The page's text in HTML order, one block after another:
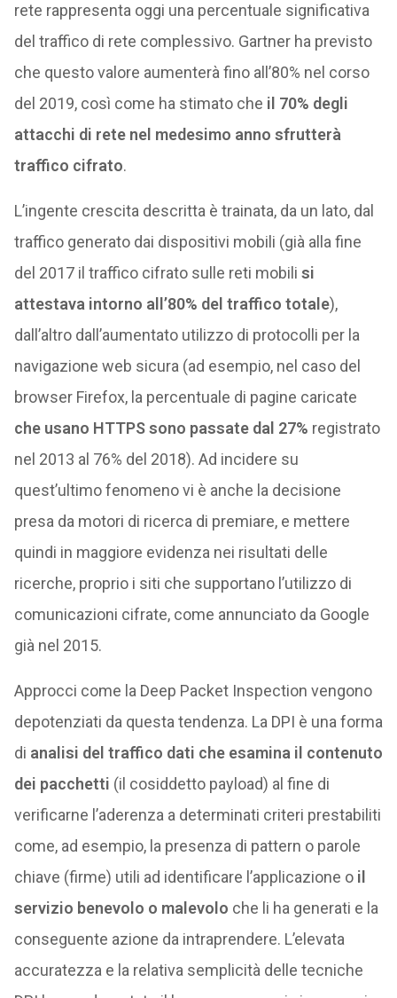
rete rappresenta oggi una percentuale significativa
del traffico di rete complessivo. Gartner ha previsto
che questo valore aumenterà fino all’80% nel corso
del 2019, così come ha stimato che il 70% degli
attacchi di rete nel medesimo anno sfrutterà
traffico cifrato.
L’ingente crescita descritta è trainata, da un lato, dal
traffico generato dai dispositivi mobili (già alla fine
del 2017 il traffico cifrato sulle reti mobili si
attestava intorno all’80% del traffico totale),
dall’altro dall’aumentato utilizzo di protocolli per la
navigazione web sicura (ad esempio, nel caso del
browser Firefox, la percentuale di pagine caricate
che usano HTTPS sono passate dal 27% registrato
nel 2013 al 76% del 2018). Ad incidere su
quest’ultimo fenomeno vi è anche la decisione
presa da motori di ricerca di premiare, e mettere
quindi in maggiore evidenza nei risultati delle
ricerche, proprio i siti che supportano l’utilizzo di
comunicazioni cifrate, come annunciato da Google
già nel 2015.
Approcci come la Deep Packet Inspection vengono
depotenziati da questa tendenza. La DPI è una forma
di analisi del traffico dati che esamina il contenuto
dei pacchetti (il cosiddetto payload) al fine di
verificarne l’aderenza a determinati criteri prestabiliti
come, ad esempio, la presenza di pattern o parole
chiave (firme) utili ad identificare l’applicazione o il
servizio benevolo o malevolo che li ha generati e la
conseguente azione da intraprendere. L’elevata
accuratezza e la relativa semplicità delle tecniche